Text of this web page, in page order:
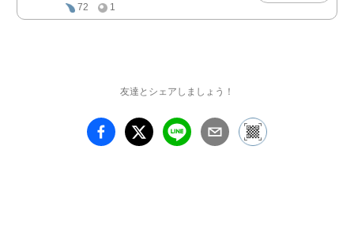
72
1
友達とシェアしましょう！